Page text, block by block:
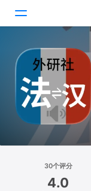
Today
游戏
App
搜索
30个评分
4.0